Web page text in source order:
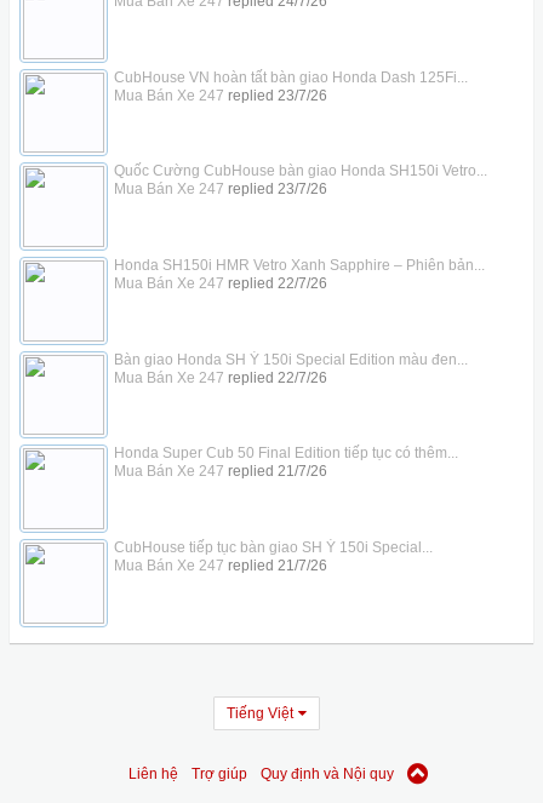
CubHouse VN hoàn tất bàn giao Honda Dash 125Fi...
Mua Bán Xe 247 replied 23/7/26
Quốc Cường CubHouse bàn giao Honda SH150i Vetro...
Mua Bán Xe 247 replied 23/7/26
Honda SH150i HMR Vetro Xanh Sapphire – Phiên bản...
Mua Bán Xe 247 replied 22/7/26
Bàn giao Honda SH Ý 150i Special Edition màu đen...
Mua Bán Xe 247 replied 22/7/26
Honda Super Cub 50 Final Edition tiếp tục có thêm...
Mua Bán Xe 247 replied 21/7/26
CubHouse tiếp tục bàn giao SH Ý 150i Special...
Mua Bán Xe 247 replied 21/7/26
Tiếng Việt
Liên hệ Trợ giúp Quy định và Nội quy